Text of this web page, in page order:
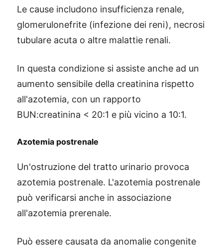
Le cause includono insufficienza renale,
glomerulonefrite (infezione dei reni), necrosi
tubulare acuta o altre malattie renali.
In questa condizione si assiste anche ad un
aumento sensibile della creatinina rispetto
all'azotemia, con un rapporto
BUN:creatinina < 20:1 e più vicino a 10:1.
Azotemia postrenale
Un'ostruzione del tratto urinario provoca
azotemia postrenale. L'azotemia postrenale
può verificarsi anche in associazione
all'azotemia prerenale.
Può essere causata da anomalie congenite